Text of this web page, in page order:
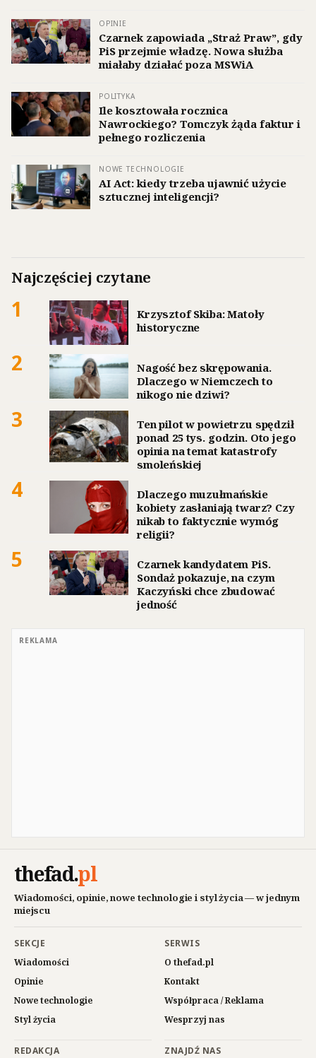
OPINIE
Czarnek zapowiada „Straż Praw”, gdy
PiS przejmie władzę. Nowa służba
miałaby działać poza MSWiA
POLITYKA
Ile kosztowała rocznica
Nawrockiego? Tomczyk żąda faktur i
pełnego rozliczenia
NOWE TECHNOLOGIE
AI Act: kiedy trzeba ujawnić użycie
sztucznej inteligencji?
Najczęściej czytane
1
Krzysztof Skiba: Matoły
historyczne
2
Nagość bez skrępowania.
Dlaczego w Niemczech to
nikogo nie dziwi?
3
Ten pilot w powietrzu spędził
ponad 25 tys. godzin. Oto jego
opinia na temat katastrofy
smoleńskiej
4
Dlaczego muzułmańskie
kobiety zasłaniają twarz? Czy
nikab to faktycznie wymóg
religii?
5
Czarnek kandydatem PiS.
Sondaż pokazuje, na czym
Kaczyński chce zbudować
jedność
REKLAMA
thefad.pl
Wiadomości, opinie, nowe technologie i styl życia — w jednym
miejscu
SEKCJE
Wiadomości
Opinie
Nowe technologie
Styl życia
SERWIS
O thefad.pl
Kontakt
Współpraca / Reklama
Wesprzyj nas
REDAKCJA ZNAJDŹ NAS